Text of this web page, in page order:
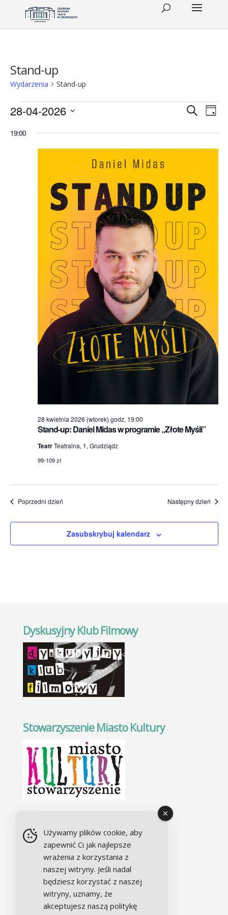
Stand-up
Wydarzenia Stand-up
Wydarzenia
for
kwietnia
2026
(wtorek)
po
i
SzukajDzień
28-04-2026
datę.
19:00
Stand-up: Daniel Midas w programie „Złote Myśli”
28 kwietnia 2026 (wtorek) godz. 19:00
TeatrTeatralna, 1, Grudziądz
99-109 zł
Poprzedni dzień Następny dzień
Zasubskrybuj kalendarz
Dyskusyjny Klub Filmowy
Stowarzyszenie Miasto Kultury
Chór Alla camera
Używamy plików cookie, aby
zapewnić Ci jak najlepsze
wrażenia z korzystania z
naszej witryny. Jeśli nadal
będziesz korzystać z naszej
witryny, uznamy, że
akceptujesz naszą politykę